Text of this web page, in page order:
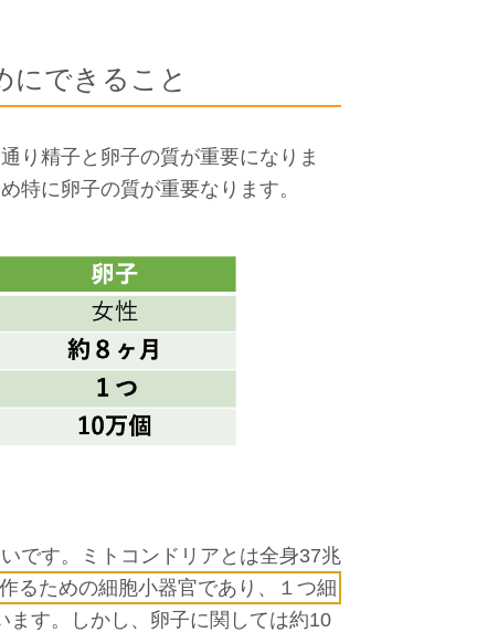
にできること
り精子と卵子の質が重要になりま
特に卵子の質が重要なります。
です。ミトコンドリアとは全身37兆
るための細胞小器官であり、１つ細
ます。しかし、卵子に関しては約10